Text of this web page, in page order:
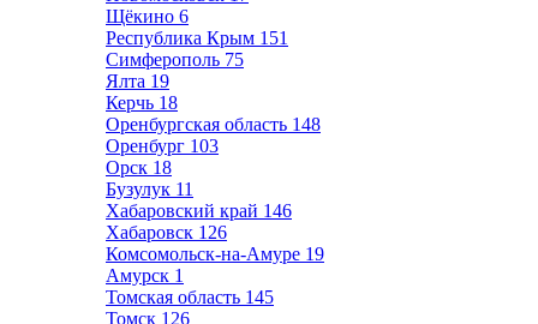
Щёкино 6
Республика Крым 151
Симферополь 75
Ялта 19
Керчь 18
Оренбургская область 148
Оренбург 103
Орск 18
Бузулук 11
Хабаровский край 146
Хабаровск 126
Комсомольск-на-Амуре 19
Амурск 1
Томская область 145
Томск 126